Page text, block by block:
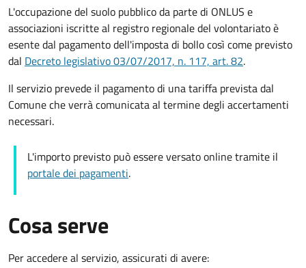
L'occupazione del suolo pubblico da parte di ONLUS e
associazioni iscritte al registro regionale del volontariato è
esente dal pagamento dell'imposta di bollo così come previsto
dal Decreto legislativo 03/07/2017, n. 117, art. 82.
Il servizio prevede il pagamento di una tariffa prevista dal
Comune che verrà comunicata al termine degli accertamenti
necessari.
L'importo previsto può essere versato online tramite il
portale dei pagamenti.
Cosa serve
Per accedere al servizio, assicurati di avere: